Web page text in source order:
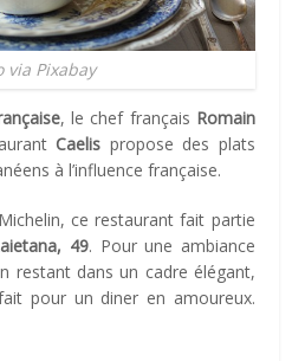
via Pixabay
, le chef français Romain
Caelis propose des plats
à l’influence française.
ce restaurant fait partie
49. Pour une ambiance
restant dans un cadre élégant,
pour un diner en amoureux.